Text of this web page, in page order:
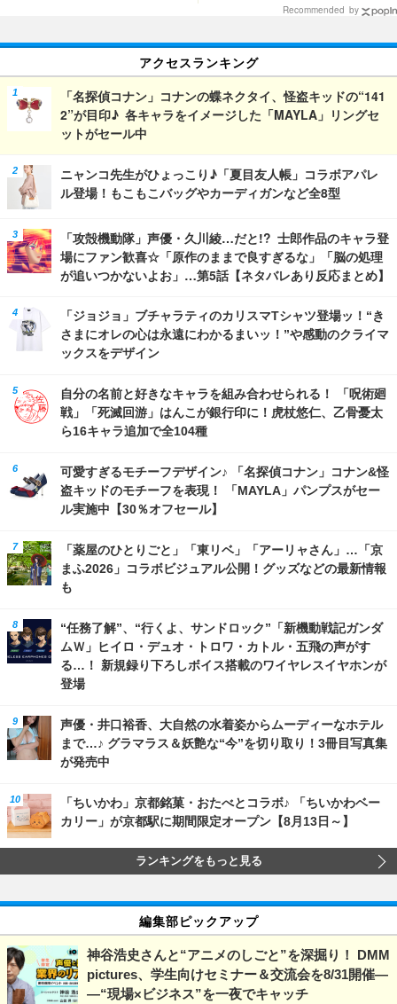
Recommended by
アクセスランキング
「名探偵コナン」コナンの蝶ネクタイ、怪盗キッドの“141
2”が目印♪ 各キャラをイメージした「MAYLA」リングセ
ットがセール中
ニャンコ先生がひょっこり♪「夏目友人帳」コラボアパレ
ル登場！もこもこバッグやカーディガンなど全8型
「攻殻機動隊」声優・久川綾…だと!? 士郎作品のキャラ登
場にファン歓喜☆「原作のままで良すぎるな」「脳の処理
が追いつかないよお」…第5話【ネタバレあり反応まとめ】
「ジョジョ」ブチャラティのカリスマTシャツ登場ッ！“き
さまにオレの心は永遠にわかるまいッ！”や感動のクライマ
ックスをデザイン
自分の名前と好きなキャラを組み合わせられる！ 「呪術廻
戦」「死滅回游」はんこが銀行印に！虎杖悠仁、乙骨憂太
ら16キャラ追加で全104種
可愛すぎるモチーフデザイン♪ 「名探偵コナン」コナン&怪
盗キッドのモチーフを表現！ 「MAYLA」パンプスがセー
ル実施中【30％オフセール】
「薬屋のひとりごと」「東リベ」「アーリャさん」…「京
まふ2026」コラボビジュアル公開！グッズなどの最新情報
も
“任務了解”、“行くよ、サンドロック”「新機動戦記ガンダ
ムＷ」ヒイロ・デュオ・トロワ・カトル・五飛の声がす
る…！ 新規録り下ろしボイス搭載のワイヤレスイヤホンが
登場
声優・井口裕香、大自然の水着姿からムーディーなホテル
まで…♪ グラマラス＆妖艶な“今”を切り取り！3冊目写真集
が発売中
「ちいかわ」京都銘菓・おたべとコラボ♪ 「ちいかわベー
カリー」が京都駅に期間限定オープン【8月13日～】
ランキングをもっと見る
編集部ピックアップ
神谷浩史さんと“アニメのしごと”を深掘り！ DMM
pictures、学生向けセミナー＆交流会を8/31開催―
―“現場×ビジネス”を一夜でキャッチ